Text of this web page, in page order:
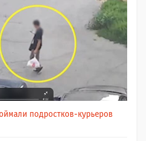
подростков-курьеров